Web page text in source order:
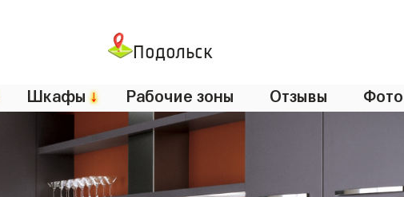
Подольск
Шкафы↓ Рабочие зоны Отзывы Фото